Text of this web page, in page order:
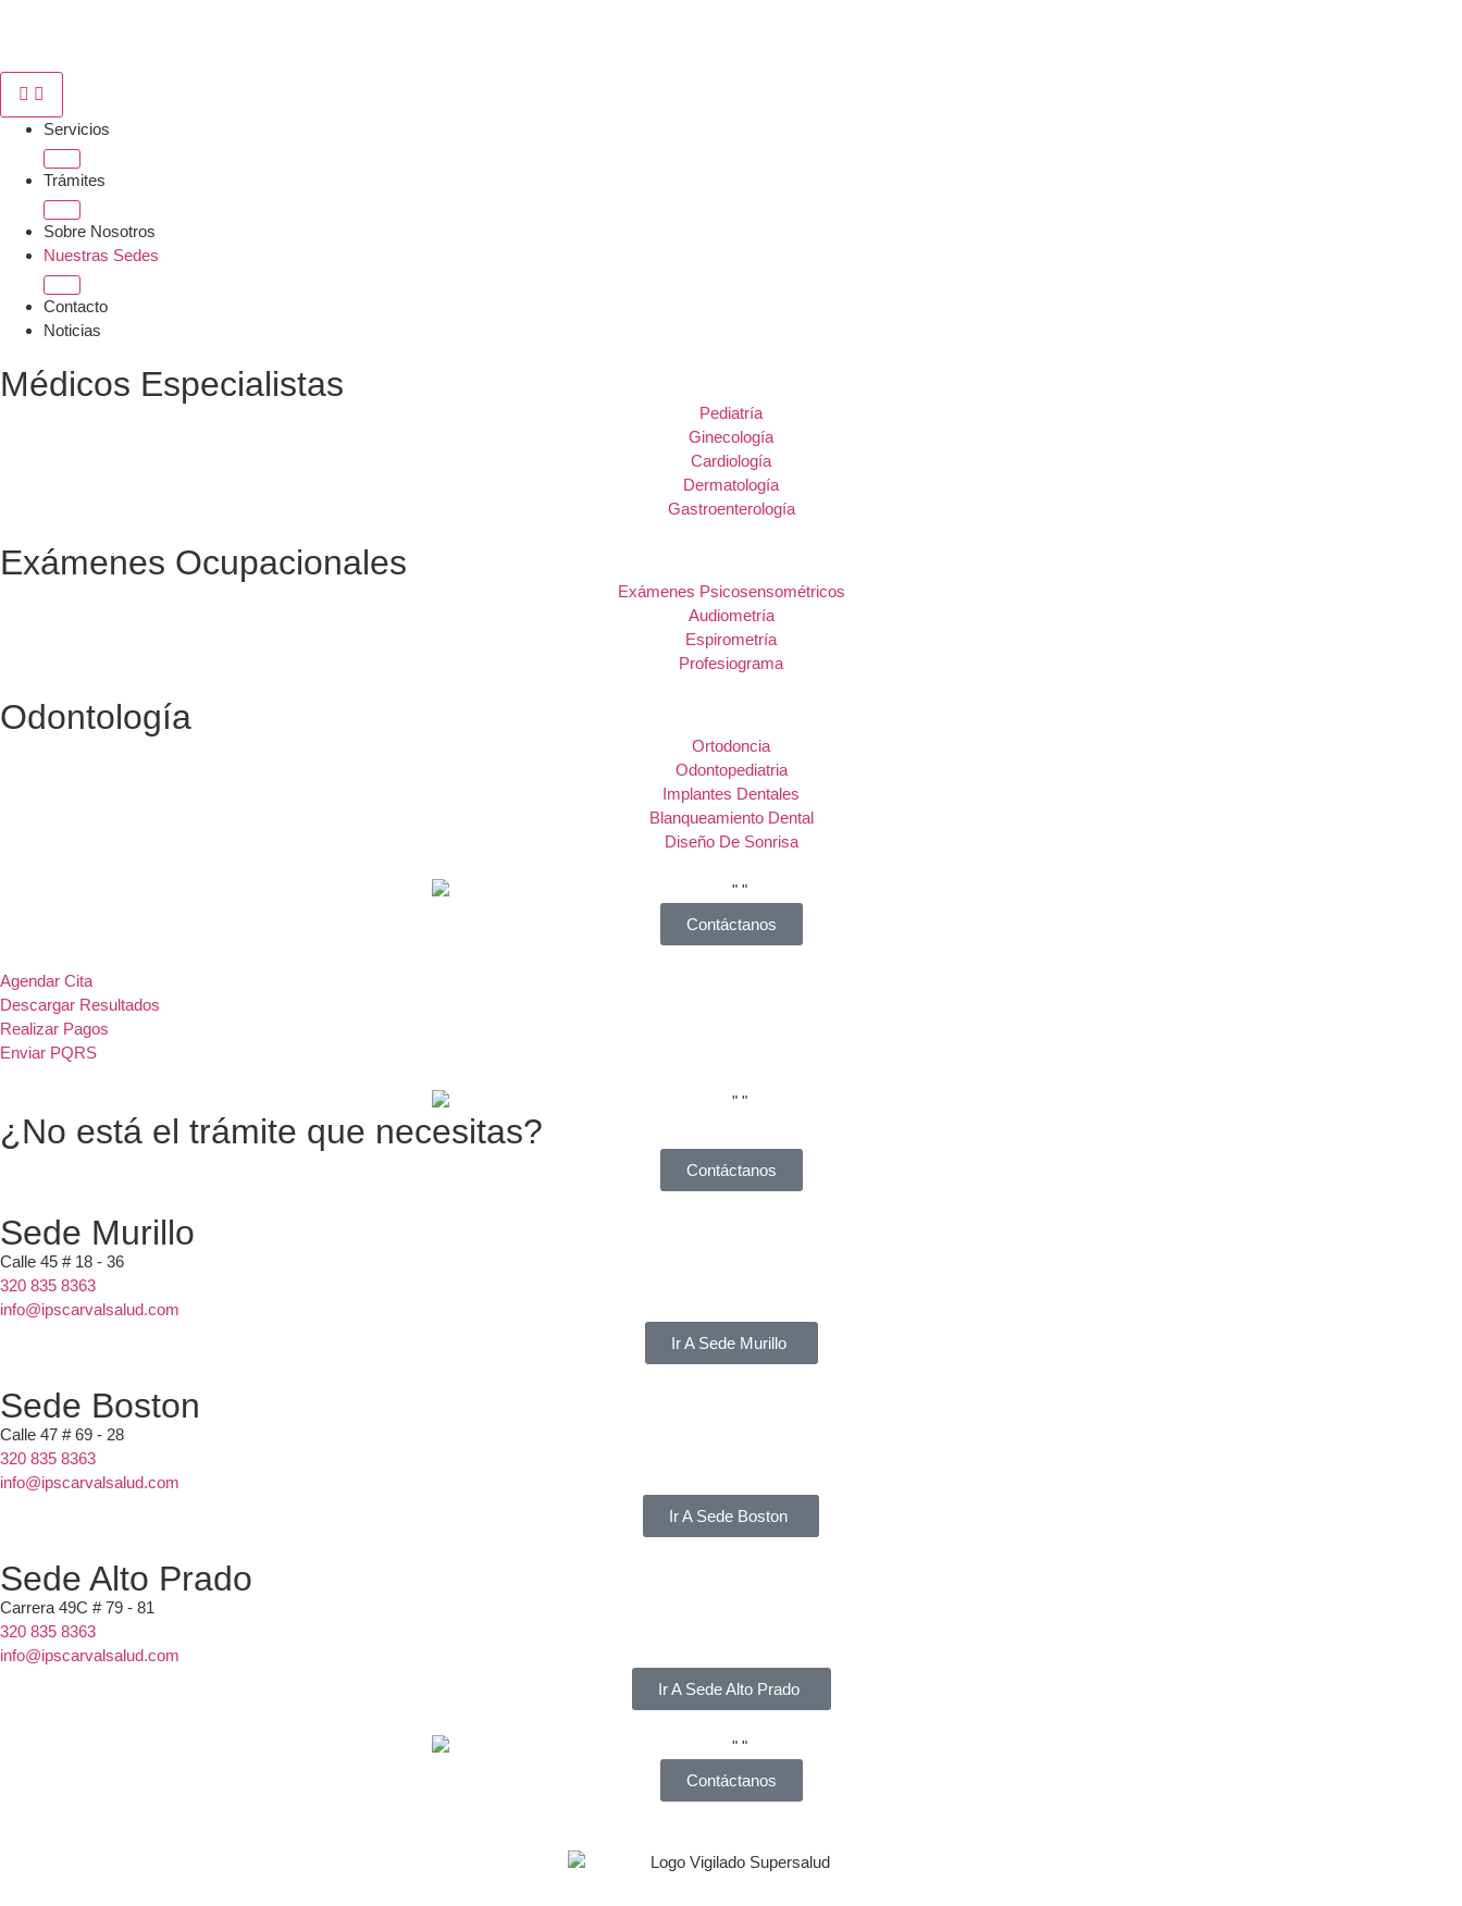
Servicios
Trámites
Sobre Nosotros
Nuestras Sedes
Contacto
Noticias
Médicos Especialistas
Pediatría
Ginecología
Cardiología
Dermatología
Gastroenterología
Exámenes Ocupacionales
Exámenes Psicosensométricos
Audiometría
Espirometría
Profesiograma
Odontología
Ortodoncia
Odontopediatria
Implantes Dentales
Blanqueamiento Dental
Diseño De Sonrisa
Contáctanos
Agendar Cita
Descargar Resultados
Realizar Pagos
Enviar PQRS
¿No está el trámite que necesitas?
Contáctanos
Sede Murillo
Calle 45 # 18 - 36
320 835 8363
info@ipscarvalsalud.com
Ir A Sede Murillo
Sede Boston
Calle 47 # 69 - 28
320 835 8363
info@ipscarvalsalud.com
Ir A Sede Boston
Sede Alto Prado
Carrera 49C # 79 - 81
320 835 8363
info@ipscarvalsalud.com
Ir A Sede Alto Prado
Contáctanos